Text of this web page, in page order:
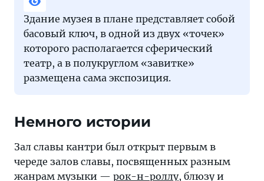
Здание музея в плане представляет собой
басовый ключ, в одной из двух «точек»
которого располагается сферический
театр, а в полукруглом «завитке»
размещена сама экспозиция.
Немного истории
Зал славы кантри был открыт первым в
череде залов славы, посвященных разным
жанрам музыки — рок-н-роллу, блюзу и